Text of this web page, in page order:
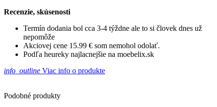
Recenzie, skúsenosti
Termín dodania bol cca 3-4 týždne ale to si človek dnes už
nepomôže
Akciovej cene 15.99 € som nemohol odolať.
Podľa heureky najlacnejšie na moebelix.sk
info_outline Viac info o produkte
Podobné produkty